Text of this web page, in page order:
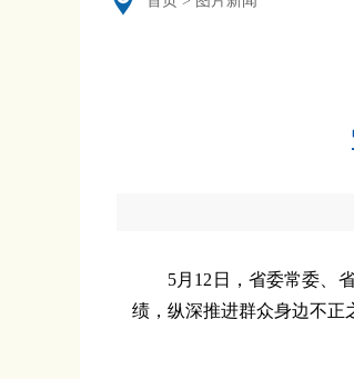
5月12日，省委常委、省
绩，纵深推进群众身边不正